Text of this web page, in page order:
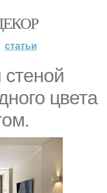
статьи
стеной
цвета